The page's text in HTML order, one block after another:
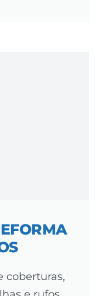
coberturas,